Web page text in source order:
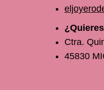
Ctra.
45830